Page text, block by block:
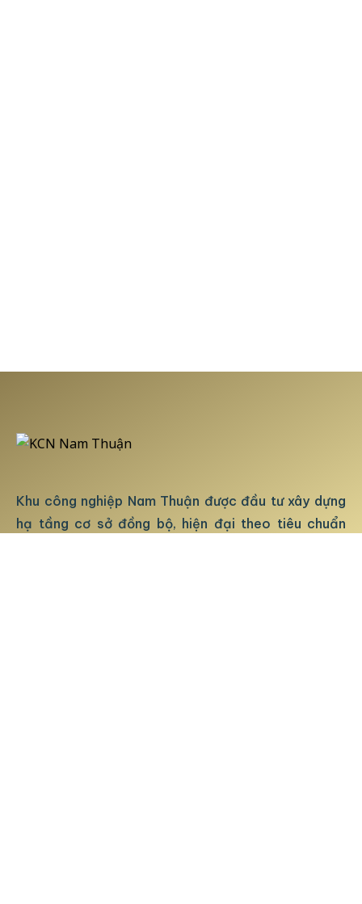
Khu công nghiệp Nam Thuận được đầu tư xây dựng
hạ tầng cơ sở đồng bộ, hiện đại theo tiêu chuẩn